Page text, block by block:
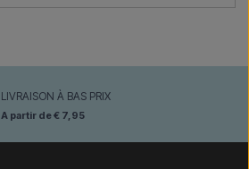
LIVRAISON À BAS PRIX
A partir de € 7,95